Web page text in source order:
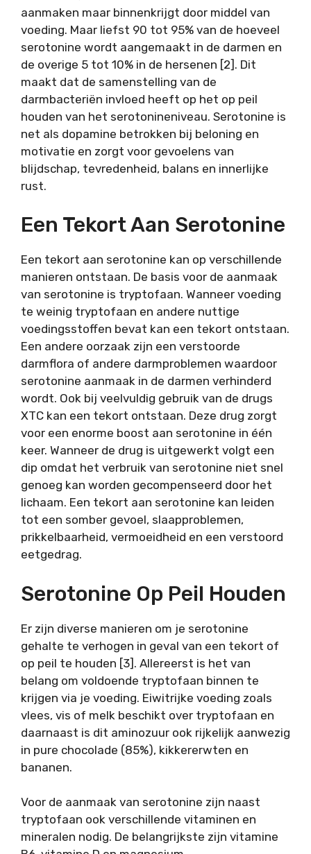
aanmaken maar binnenkrijgt door middel van
voeding. Maar liefst 90 tot 95% van de hoeveel
serotonine wordt aangemaakt in de darmen en
de overige 5 tot 10% in de hersenen [2]. Dit
maakt dat de samenstelling van de
darmbacteriën invloed heeft op het op peil
houden van het serotonineniveau. Serotonine is
net als dopamine betrokken bij beloning en
motivatie en zorgt voor gevoelens van
blijdschap, tevredenheid, balans en innerlijke
rust.
Een Tekort Aan Serotonine
Een tekort aan serotonine kan op verschillende
manieren ontstaan. De basis voor de aanmaak
van serotonine is tryptofaan. Wanneer voeding
te weinig tryptofaan en andere nuttige
voedingsstoffen bevat kan een tekort ontstaan.
Een andere oorzaak zijn een verstoorde
darmflora of andere darmproblemen waardoor
serotonine aanmaak in de darmen verhinderd
wordt. Ook bij veelvuldig gebruik van de drugs
XTC kan een tekort ontstaan. Deze drug zorgt
voor een enorme boost aan serotonine in één
keer. Wanneer de drug is uitgewerkt volgt een
dip omdat het verbruik van serotonine niet snel
genoeg kan worden gecompenseerd door het
lichaam. Een tekort aan serotonine kan leiden
tot een somber gevoel, slaapproblemen,
prikkelbaarheid, vermoeidheid en een verstoord
eetgedrag.
Serotonine Op Peil Houden
Er zijn diverse manieren om je serotonine
gehalte te verhogen in geval van een tekort of
op peil te houden [3]. Allereerst is het van
belang om voldoende tryptofaan binnen te
krijgen via je voeding. Eiwitrijke voeding zoals
vlees, vis of melk beschikt over tryptofaan en
daarnaast is dit aminozuur ook rijkelijk aanwezig
in pure chocolade (85%), kikkererwten en
bananen.
Voor de aanmaak van serotonine zijn naast
tryptofaan ook verschillende vitaminen en
mineralen nodig. De belangrijkste zijn vitamine